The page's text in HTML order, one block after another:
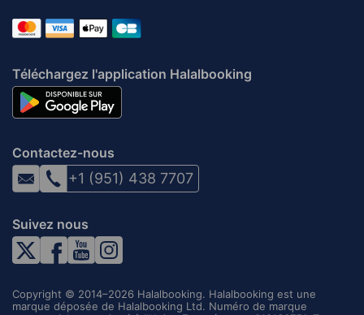
Téléchargez l'application Halalbooking
Contactez-nous
+1 (951) 438 7707
Suivez nous
Copyright © 2014–2026 Halalbooking. Halalbooking est une
marque déposée de Halalbooking Ltd. Numéro de marque